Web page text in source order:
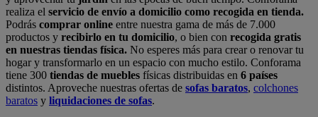
realiza el servicio de envío a domicilio como recogida en tienda.
Podrás comprar online entre nuestra gama de más de 7.000
productos y recibirlo en tu domicilio, o bien con recogida gratis
en nuestras tiendas física. No esperes más para crear o renovar tu
hogar y transformarlo en un espacio con mucho estilo. Conforama
tiene 300 tiendas de muebles físicas distribuidas en 6 países
distintos. Aproveche nuestras ofertas de sofas baratos, colchones
baratos y liquidaciones de sofas.